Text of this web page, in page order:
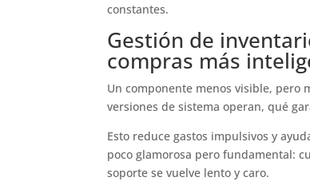
constantes.
Gestión de
compras más
Un componente menos visible, pero
versiones de sistema operan, qué
Esto reduce gastos impulsivos y
poco glamorosa pero fundamental:
soporte se vuelve lento y caro.